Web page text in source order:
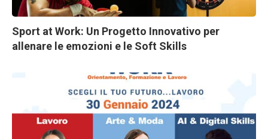
Sport at Work: Un Progetto Innovativo per
allenare le emozioni e le Soft Skills